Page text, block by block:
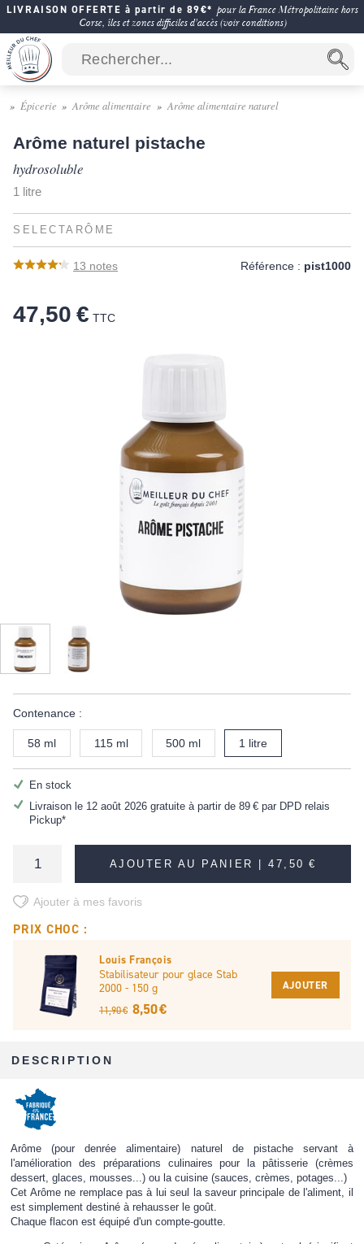
LIVRAISON OFFERTE à partir de 89€* pour la France Métropolitaine hors
Corse, îles et zones difficiles d'accès (voir conditions)
Épicerie Arôme alimentaire Arôme alimentaire naturel
Arôme naturel pistache
hydrosoluble
1 litre
SELECTARÔME
13 notes Référence : pist1000
47,50 € TTC
Contenance :
58 ml 115 ml 500 ml 1 litre
En stock
Livraison le 12 août 2026 gratuite à partir de 89 €par DPD relais
Pickup*
AJOUTER AU PANIER |47,50 €
Ajouter à mes favoris
PRIX CHOC :
Louis François
Stabilisateur pour glace Stab
2000 - 150 g
11,90 € 8,50 €
AJOUTER
DESCRIPTION
Arôme (pour denrée alimentaire) naturel de pistache servant à
l'amélioration des préparations culinaires pour la pâtisserie (crèmes
dessert, glaces, mousses...) ou la cuisine (sauces, crèmes, potages...)
Cet Arôme ne remplace pas à lui seul la saveur principale de l'aliment, il
est simplement destiné à rehausser le goût.
Chaque flacon est équipé d'un compte-goutte.